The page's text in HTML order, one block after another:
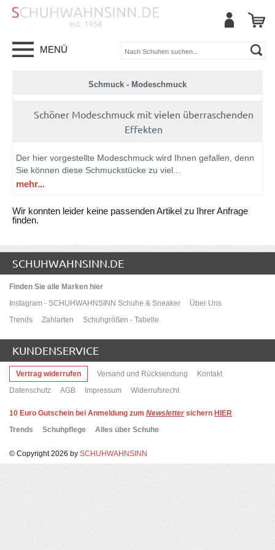
MENÜ
Schmuck - Modeschmuck
Schöner Modeschmuck mit vielen überraschenden
Effekten
Der hier vorgestellte Modeschmuck wird Ihnen gefallen, denn
Sie können diese Schmuckstücke zu viel
mehr...
Wir konnten leider keine passenden Artikel zu Ihrer Anfrage
finden.
SCHUHWAHNSINN.DE
Finden Sie alle Marken hier
Instagram - SCHUHWAHNSINN Schuhe & Sneaker
Über Uns
Trends
Zahlarten Schuhgrößen - Tabelle
KUNDENSERVICE
Vertrag widerrufen Versand und Rücksendung
Kontakt
Datenschutz
AGB Impressum Widerrufsrecht
10 Euro Gutschein bei Anmeldung zum Newsletter sichern HIER
Trends
Schuhpflege Alles über Schuhe
© Copyright 2026 by SCHUHWAHNSINN